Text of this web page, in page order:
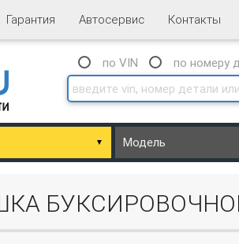
Гарантия Автосервис Контакты
по VIN
по номеру
▼